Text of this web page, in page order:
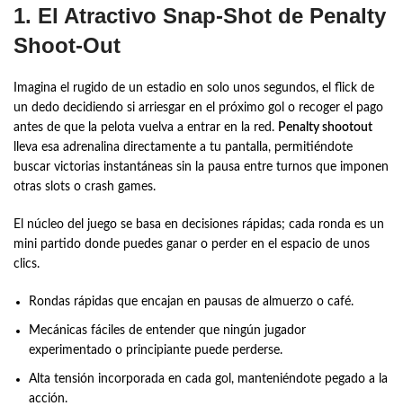
1. El Atractivo Snap‑Shot de Penalty
Shoot‑Out
Imagina el rugido de un estadio en solo unos segundos, el flick de
un dedo decidiendo si arriesgar en el próximo gol o recoger el pago
antes de que la pelota vuelva a entrar en la red. Penalty shootout
lleva esa adrenalina directamente a tu pantalla, permitiéndote
buscar victorias instantáneas sin la pausa entre turnos que imponen
otras slots o crash games.
El núcleo del juego se basa en decisiones rápidas; cada ronda es un
mini partido donde puedes ganar o perder en el espacio de unos
clics.
Rondas rápidas que encajan en pausas de almuerzo o café.
Mecánicas fáciles de entender que ningún jugador
experimentado o principiante puede perderse.
Alta tensión incorporada en cada gol, manteniéndote pegado a la
acción.